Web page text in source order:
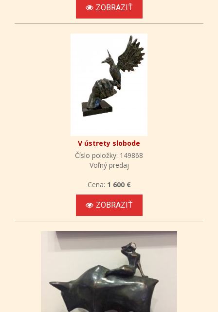
ZOBRAZIŤ
V ústrety slobode
Číslo položky: 149868
Voľný predaj
Cena: 1 600 €
ZOBRAZIŤ